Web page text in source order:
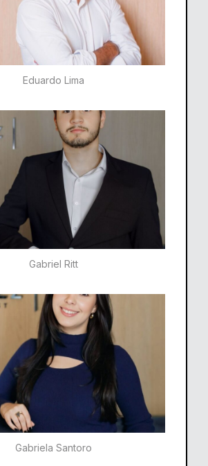
Eduardo Lima
Gabriel Ritt
Gabriela Santoro​